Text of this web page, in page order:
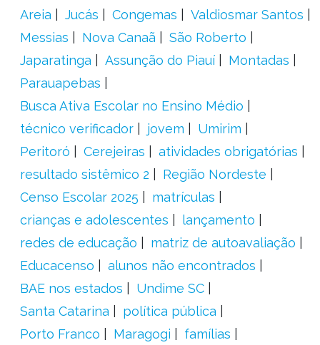
Areia
Jucás Congemas
Valdiosmar Santos
Messias
Nova Canaã
São Roberto
Japaratinga
Assunção do Piauí
Montadas
Parauapebas
Busca Ativa Escolar no Ensino Médio
técnico verificador
jovem
Umirim
Peritoró
Cerejeiras
atividades obrigatórias
resultado sistêmico 2
Região Nordeste
Censo Escolar 2025
matrículas
crianças e adolescentes
lançamento
redes de educação
matriz de autoavaliação
Educacenso
alunos não encontrados
BAE nos estados
Undime SC
Santa Catarina
política pública
Porto Franco
Maragogi
famílias